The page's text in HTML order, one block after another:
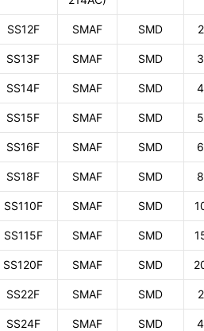
SS12F SMAF SMD
SS13F SMAF SMD
SS14F SMAF SMD
SS15F SMAF SMD
SS16F SMAF SMD
SS18F SMAF SMD
SS110F SMAF SMD
SS115F SMAF SMD
SS120F SMAF SMD
SS22F SMAF SMD
SS24F SMAF SMD